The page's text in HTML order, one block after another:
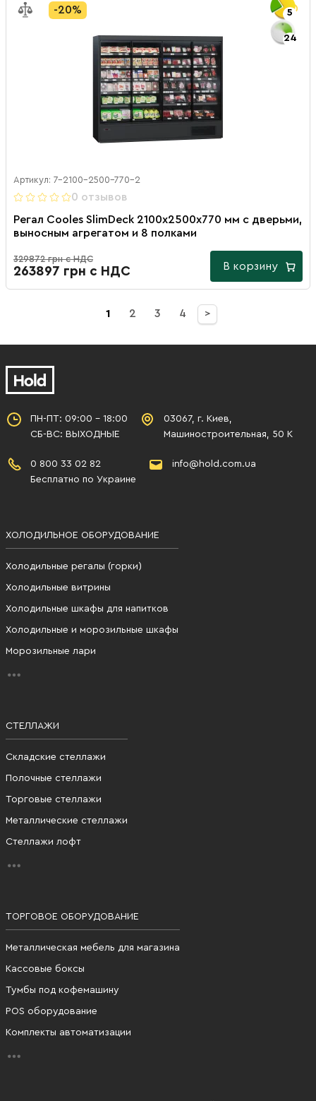
5
24
-20%
Артикул: 7-2100-2500-770-2
0 отзывов
Регал Cooles SlimDeck 2100х2500х770 мм с дверьми,
выносным агрегатом и 8 полками
329872 грн с НДС
263897 грн с НДС В корзину
1 2 3 4 >
ПН-ПТ: 09:00 - 18:00
СБ-ВС: ВЫХОДНЫЕ
03067, г. Киев,
Машиностроительная, 50 К
0 800 33 02 82
Бесплатно по Украине
info@hold.com.ua
ХОЛОДИЛЬНОЕ ОБОРУДОВАНИЕ
Холодильные регалы (горки)
Холодильные витрины
Холодильные шкафы для напитков
Холодильные и морозильные шкафы
Морозильные лари
СТЕЛЛАЖИ
Складские стеллажи
Полочные стеллажи
Торговые стеллажи
Металлические стеллажи
Стеллажи лофт
ТОРГОВОЕ ОБОРУДОВАНИЕ
Металлическая мебель для магазина
Кассовые боксы
Тумбы под кофемашину
POS оборудование
Комплекты автоматизации